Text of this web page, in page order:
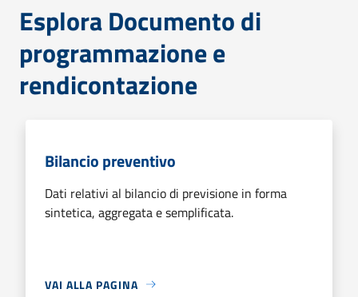
Esplora Documento di
programmazione e
rendicontazione
Bilancio preventivo
Dati relativi al bilancio di previsione in forma
sintetica, aggregata e semplificata.
VAI ALLA PAGINA